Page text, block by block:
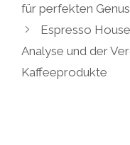
für perfekten
Espresso
Analyse und der
Kaffeeprodukte